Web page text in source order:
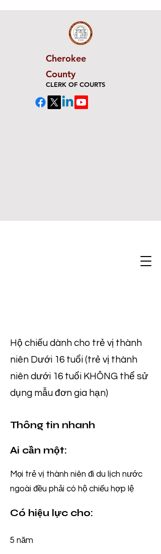
Cherokee
County
CLERK OF COURTS
Hộ chiếu dành cho trẻ vị thành
niên Dưới 16 tuổi (trẻ vị thành
niên dưới 16 tuổi KHÔNG thể sử
dụng mẫu đơn gia hạn)
Thông tin nhanh
Ai cần một:
Mọi trẻ vị thành niên đi du lịch nước
ngoài đều phải có hộ chiếu hợp lệ
Có hiệu lực cho:
5 năm